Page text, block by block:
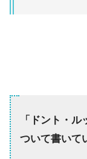
「ドント・
ついて書いて